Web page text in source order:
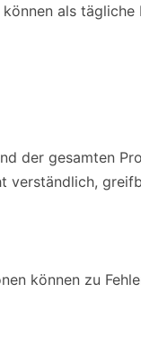
als
der gesamten
verständlich,
können zu